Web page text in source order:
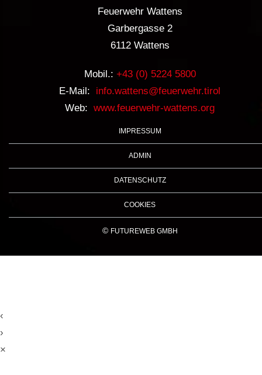
Feuerwehr Wattens
Garbergasse 2
6112 Wattens
Mobil.: +43 (0) 5224 5800
E-Mail:
info.wattens@feuerwehr.tirol
Web: www.feuerwehr-wattens.org
IMPRESSUM
ADMIN
DATENSCHUTZ
COOKIES
© FUTUREWEB GMBH
‹
›
×